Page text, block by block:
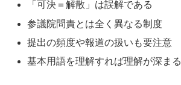
「可決＝解散」は誤解である
参議院問責とは全く異なる制度
提出の頻度や報道の扱いも要注意
基本用語を理解すれば理解が深まる